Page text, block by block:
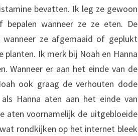
bevatten. Ik leg ze gewoon
wanneer ze ze eten. De
ze afgemaaid of geplukt
Ik merk bij Noah en Hanna
Wanneer er aan het einde van de
ook graag de verhouten dode
Hanna aten aan het einde van
aten voornamelijk de uitgebloeide
rondkijken op het internet bleek